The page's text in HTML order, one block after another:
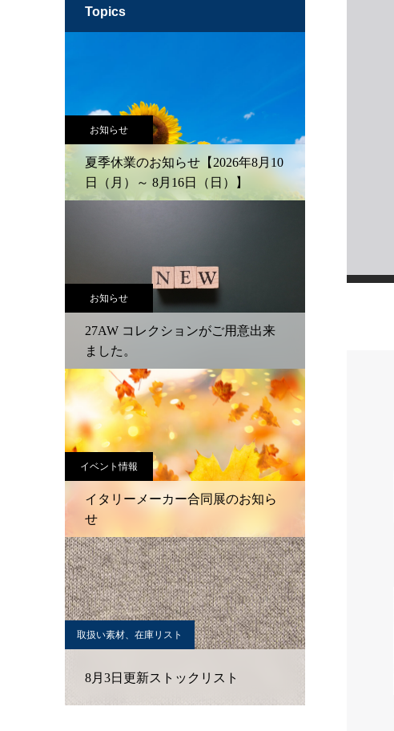
topics
お知らせ
夏季休業のお知らせ【2026年8月10
日（月）～ 8月16日（日）】
お知らせ
27AW コレクションがご用意出来
ました。
イベント情報
イタリーメーカー合同展のお知ら
せ
取扱い素材、在庫リスト
8月3日更新ストックリスト